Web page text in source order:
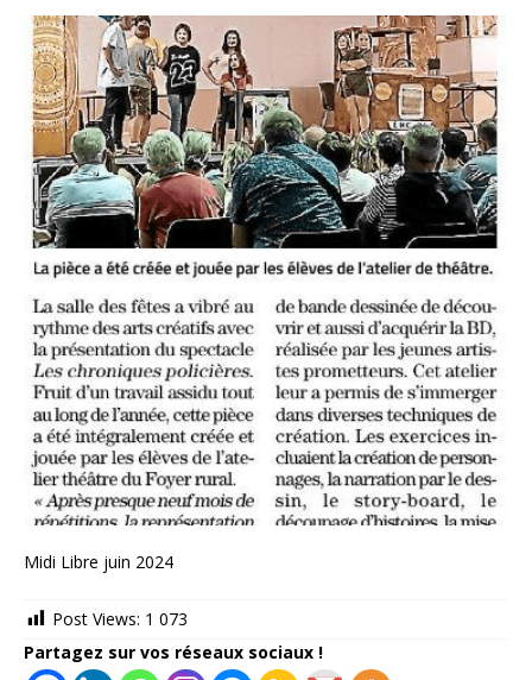
Midi Libre juin 2024
Post Views: 1 073
Partagez sur vos réseaux sociaux !